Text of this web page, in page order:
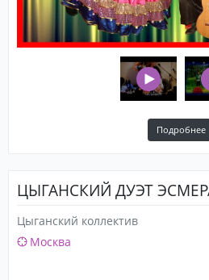
Подробнее
ЦЫГАНСКИЙ ДУЭТ
Цыганский коллектив
Москва